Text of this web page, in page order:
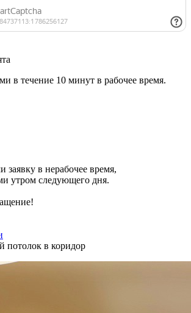
в течение 10 минут в рабочее время.
в нерабочее время,
утром следующего дня.
потолок в коридор